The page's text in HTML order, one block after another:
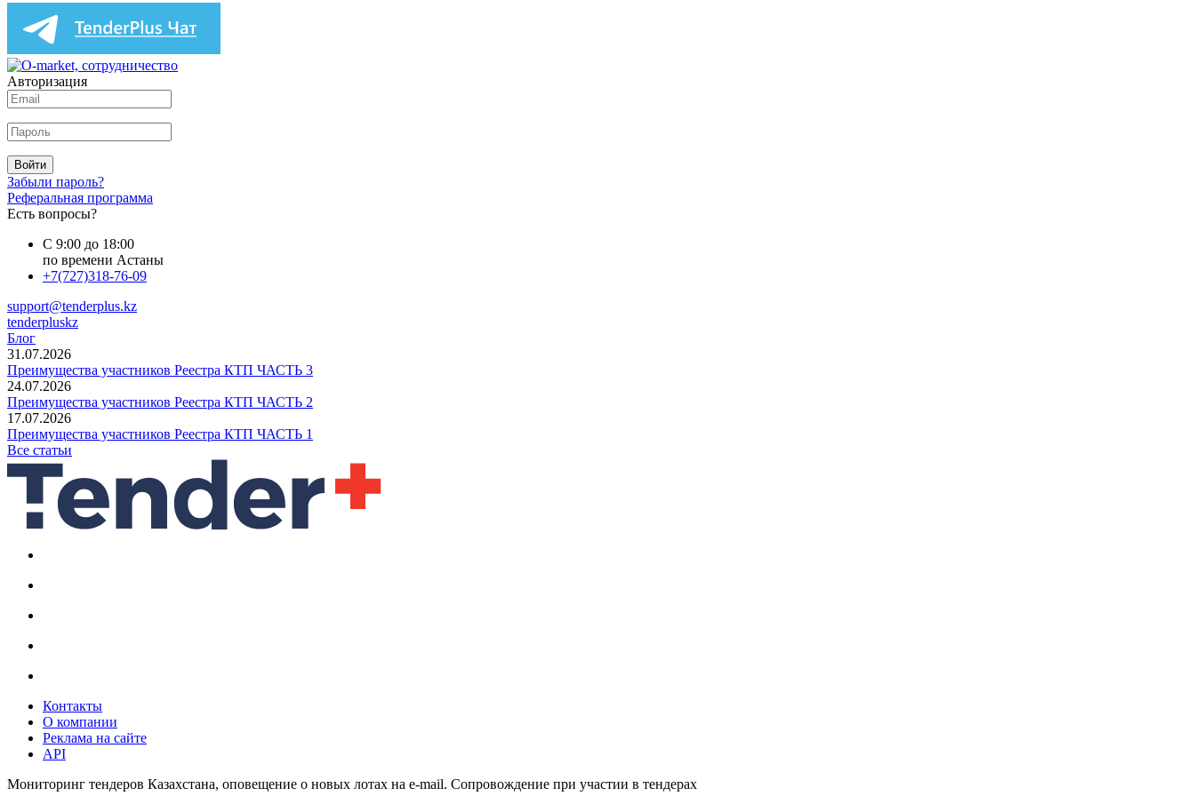
Авторизация
Войти
Забыли пароль?
Реферальная программа
Есть вопросы?
С 9:00 до 18:00
по времени Астаны
+7(727)318-76-09
support@tenderplus.kz
tenderpluskz
Блог
31.07.2026
Преимущества участников Реестра КТП ЧАСТЬ 3
24.07.2026
Преимущества участников Реестра КТП ЧАСТЬ 2
17.07.2026
Преимущества участников Реестра КТП ЧАСТЬ 1
Все статьи
Контакты
О компании
Реклама на сайте
API
Мониторинг тендеров Казахстана, оповещение о новых лотах на e-mail. Сопровождение при участии в тендерах